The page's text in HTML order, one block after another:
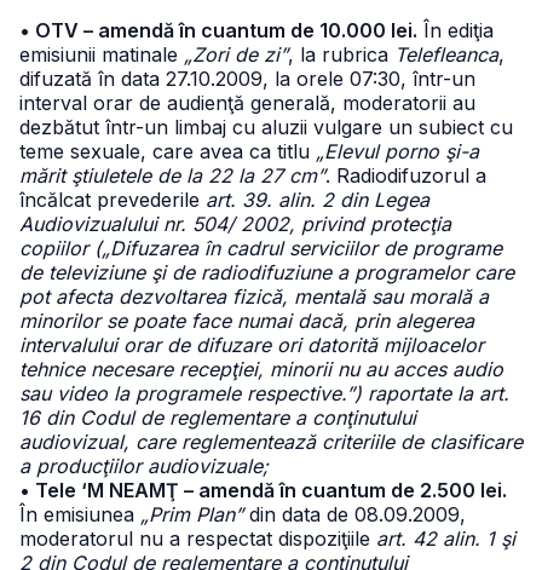
• OTV – amendă în cuantum de 10.000 lei. În ediţia
emisiunii matinale „Zori de zi”, la rubrica Telefleanca,
difuzată în data 27.10.2009, la orele 07:30, într-un
interval orar de audienţă generală, moderatorii au
dezbătut într-un limbaj cu aluzii vulgare un subiect cu
teme sexuale, care avea ca titlu „Elevul porno şi-a
mărit ştiuletele de la 22 la 27 cm”. Radiodifuzorul a
încălcat prevederile art. 39. alin. 2 din Legea
Audiovizualului nr. 504/ 2002, privind protecţia
copiilor („Difuzarea în cadrul serviciilor de programe
de televiziune şi de radiodifuziune a programelor care
pot afecta dezvoltarea fizică, mentală sau morală a
minorilor se poate face numai dacă, prin alegerea
intervalului orar de difuzare ori datorită mijloacelor
tehnice necesare recepţiei, minorii nu au acces audio
sau video la programele respective.”) raportate la art.
16 din Codul de reglementare a conţinutului
audiovizual, care reglementează criteriile de clasificare
a producţiilor audiovizuale;
• Tele ‘M NEAMŢ – amendă în cuantum de 2.500 lei.
În emisiunea „Prim Plan”din data de 08.09.2009,
moderatorul nu a respectat dispoziţiile art. 42 alin. 1 şi
2 din Codul de reglementare a conţinutului